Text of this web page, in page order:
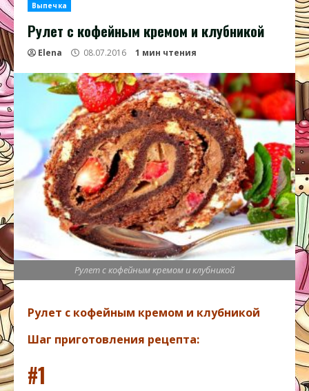
Выпечка
Рулет с кофейным кремом и клубникой
Elena 08.07.2016 1 мин чтения
Рулет с кофейным кремом и клубникой
Рулет с кофейным кремом и клубникой
Шаг приготовления рецепта:
#1